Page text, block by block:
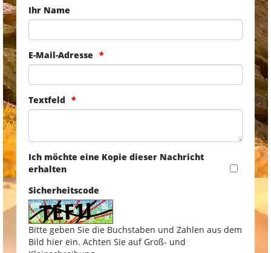
Ihr Name
E-Mail-Adresse
Textfeld
Ich möchte eine Kopie dieser Nachricht
erhalten
Sicherheitscode
Bitte geben Sie die Buchstaben und Zahlen aus dem
Bild hier ein. Achten Sie auf Groß- und